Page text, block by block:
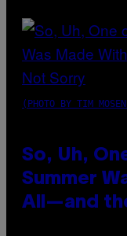
(PHOTO BY TIM
So, Uh,
Summer
All—and